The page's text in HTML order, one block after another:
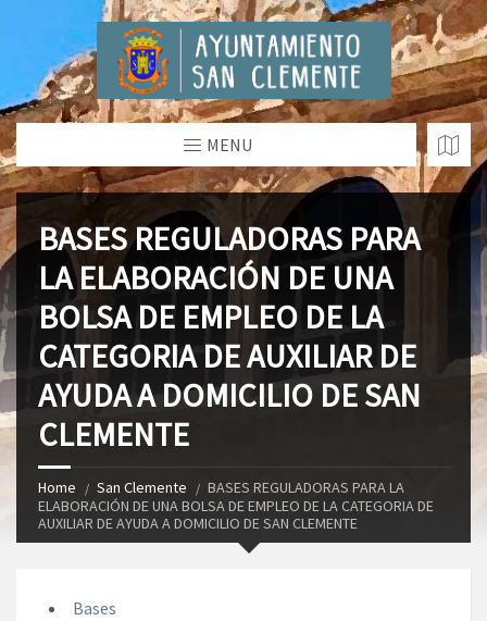
MENU
BASES REGULADORAS PARA
LA ELABORACIÓN DE UNA
BOLSA DE EMPLEO DE LA
CATEGORIA DE AUXILIAR DE
AYUDA A DOMICILIO DE SAN
CLEMENTE
Home San Clemente
BASES REGULADORAS PARA LA
ELABORACIÓN DE UNA BOLSA DE EMPLEO DE LA CATEGORIA DE
AUXILIAR DE AYUDA A DOMICILIO DE SAN CLEMENTE
Bases